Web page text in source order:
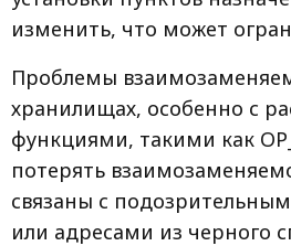
изменить, что может
Проблемы
хранилищах, особенно с
функциями, такими как
потерять
связаны с
или адресами из черного